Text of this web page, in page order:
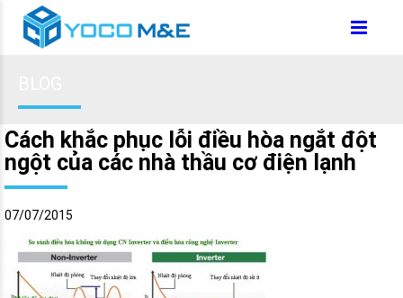
Cách khắc phục lỗi điều hòa ngắt đột
ngột của các nhà thầu cơ điện lạnh
07/07/2015